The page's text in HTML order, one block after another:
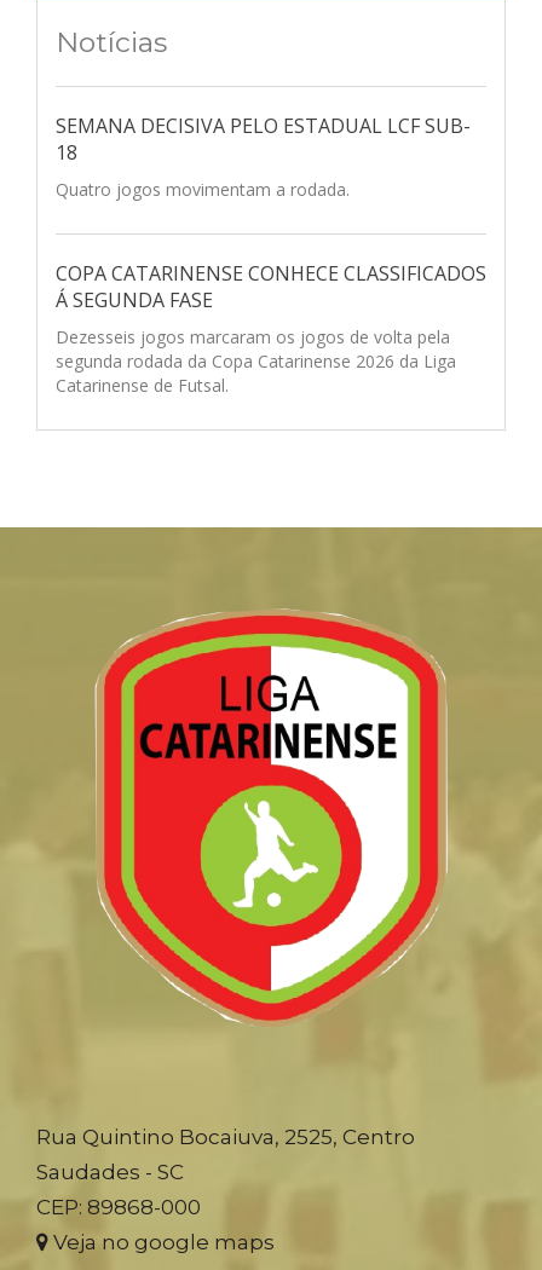
Notícias
SEMANA DECISIVA PELO ESTADUAL LCF SUB-
18
Quatro jogos movimentam a rodada.
COPA CATARINENSE CONHECE CLASSIFICADOS
Á SEGUNDA FASE
Dezesseis jogos marcaram os jogos de volta pela
segunda rodada da Copa Catarinense 2026 da Liga
Catarinense de Futsal.
Rua Quintino Bocaiuva, 2525, Centro
Saudades - SC
CEP: 89868-000
Veja no google maps